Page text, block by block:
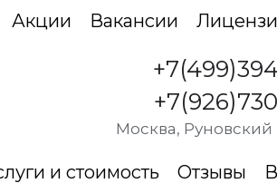
Акции Вакансии
Москва, Руновский
и стоимость Отзывы